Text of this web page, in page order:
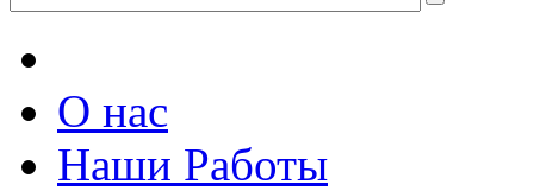
О нас
Наши Работы